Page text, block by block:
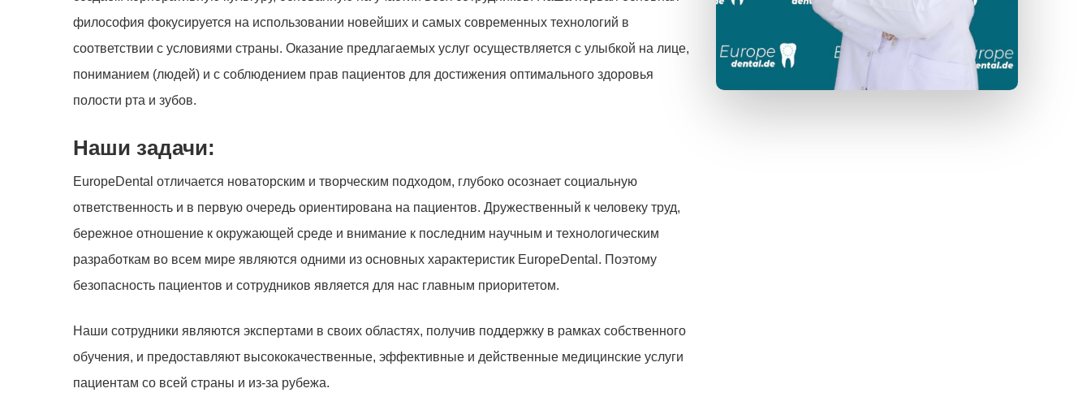
философия фокусируется на использовании новейших и самых современных технологий в
соответствии с условиями страны. Оказание предлагаемых услуг осуществляется с улыбкой на лице,
пониманием (людей) и с соблюдением прав пациентов для достижения оптимального здоровья
полости рта и зубов.
Наши задачи:
EuropeDental отличается новаторским и творческим подходом, глубоко осознает социальную
ответственность и в первую очередь ориентирована на пациентов. Дружественный к человеку труд,
бережное отношение к окружающей среде и внимание к последним научным и технологическим
разработкам во всем мире являются одними из основных характеристик EuropeDental. Поэтому
безопасность пациентов и сотрудников является для нас главным приоритетом.
Наши сотрудники являются экспертами в своих областях, получив поддержку в рамках собственного
обучения, и предоставляют высококачественные, эффективные и действенные медицинские услуги
пациентам со всей страны и из-за рубежа.